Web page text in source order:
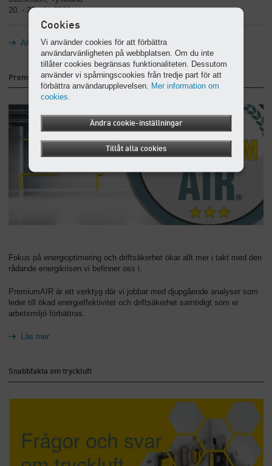
20. - 23. okt 2026
Alla mässor
PremiumAIR
Fokus på energioptimering och driftsäkerhet ökar allt mer i takt med den
rådande energikrisen vi befinner oss i.
PremiumAIR är ett verktyg där vi jobbar med djupgående analyser som
leder till ökad energieffektivitet och driftsäkerhet samtidigt som er
arbetsmiljö förbättras.
Läs mer
Snabbfakta om tryckluft
Cookies
Vi använder cookies för att förbättra
användarvänligheten på webbplatsen. Om du inte
tillåter cookies begränsas funktionaliteten. Dessutom
använder vi spårningscookies från tredje part för att
förbättra användarupplevelsen. Mer information om
cookies.
Ändra cookie-inställningar
Tillåt alla cookies